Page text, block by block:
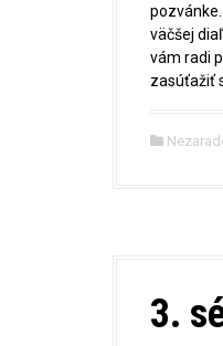
väčšej
vám radi
zasúťažiť
3.